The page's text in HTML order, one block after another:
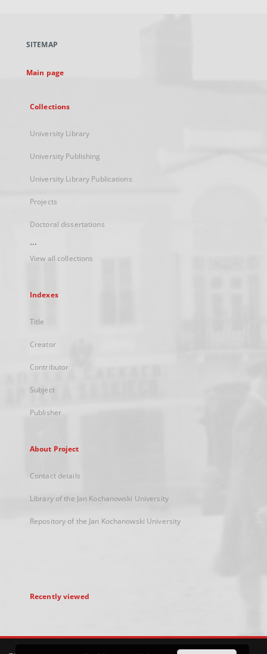
new
SITEMAP
Main page
Collections
University Library
University Publishing
University Library Publications
Projects
Doctoral dissertations
...
View all collections
Indexes
Title
Creator
Contributor
Subject
Publisher
About Project
Contact details
Library of the Jan Kochanowski University
Repository of the Jan Kochanowski University
Recently viewed